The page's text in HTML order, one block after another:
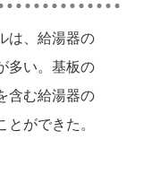
は、給湯器の
多い。基板の
含む給湯器の
ができた。